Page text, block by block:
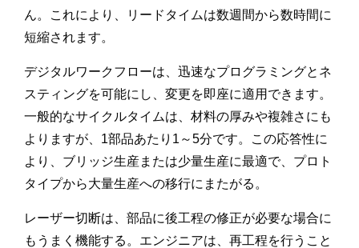
ん。これにより、リードタイムは数週間から数時間に
短縮されます。
デジタルワークフローは、迅速なプログラミングとネ
スティングを可能にし、変更を即座に適用できます。
一般的なサイクルタイムは、材料の厚みや複雑さにも
よりますが、1部品あたり1～5分です。この応答性に
より、ブリッジ生産または少量生産に最適で、プロト
タイプから大量生産への移行にまたがる。
レーザー切断は、部品に後工程の修正が必要な場合に
もうまく機能する。エンジニアは、再工程を行うこと